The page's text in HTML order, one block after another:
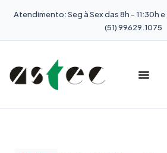
Atendimento: Seg à Sex das 8h - 11:30h
(51) 99629.1075